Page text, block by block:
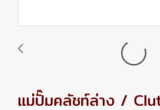
แม่ปั๊มคลัชท์ล่าง /